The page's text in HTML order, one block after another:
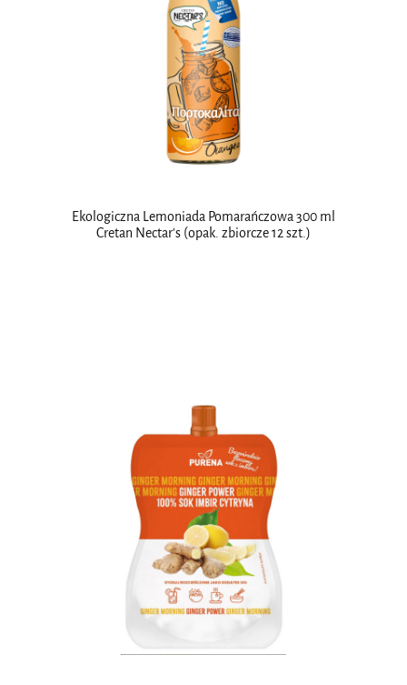
Ekologiczna Lemoniada Pomarańczowa 300 ml
Cretan Nectar's (opak. zbiorcze 12 szt.)